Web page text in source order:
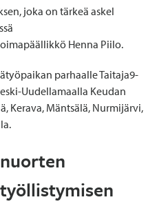
joka on tärkeä askel
Henna Piilo.
parhaalle Taitaja9-
Uudellamaalla Keudan
Kerava, Mäntsälä, Nurmijärvi,